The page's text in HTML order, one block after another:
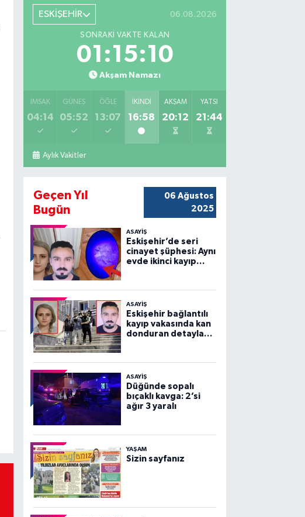
ESKİŞEHİR 06.08.2026
SONRAKI VAKTE KALAN
01:15:08
Akşam Namazı
İMSAK
04:14
GÜNEŞ
05:52
ÖĞLE
13:07
İKINDI
16:58
AKŞAM
20:12
YATSI
21:44
Aylık Vakitler
Geçen Yıl
Bugün
06 Ağustos
2025
ASAYİŞ
Eskişehir’de seri
cinayet şüphesi: Aynı
evde ikinci kayıp
ASAYİŞ
Eskişehir bağlantılı
kayıp vakasında kan
donduran detaylar
ASAYİŞ
Düğünde sopalı
bıçaklı kavga: 2’si
ağır 3 yaralı
YAŞAM
Sizin sayfanız